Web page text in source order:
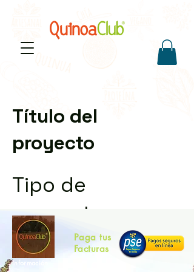
Título del
proyecto
Tipo de
proyecto
Fotografía
Información
Paga tus
Facturas